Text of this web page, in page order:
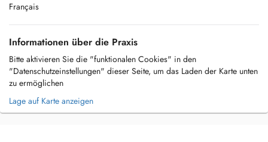
Français
Informationen über die Praxis
Bitte aktivieren Sie die "funktionalen Cookies" in den
"Datenschutzeinstellungen" dieser Seite, um das Laden der Karte unten
zu ermöglichen
Lage auf Karte anzeigen